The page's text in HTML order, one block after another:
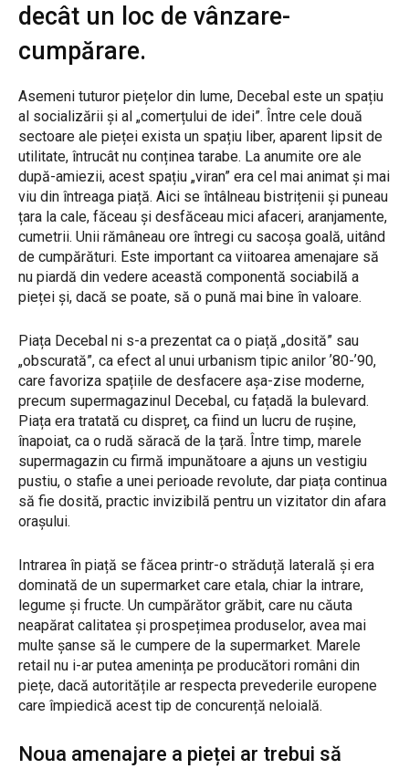
decât un loc de vânzare-
cumpărare.
Asemeni tuturor piețelor din lume, Decebal este un spațiu
al socializării și al „comerțului de idei”. Între cele două
sectoare ale pieței exista un spațiu liber, aparent lipsit de
utilitate, întrucât nu conținea tarabe. La anumite ore ale
după-amiezii, acest spațiu „viran” era cel mai animat și mai
viu din întreaga piață. Aici se întâlneau bistrițenii și puneau
țara la cale, făceau și desfăceau mici afaceri, aranjamente,
cumetrii. Unii rămâneau ore întregi cu sacoșa goală, uitând
de cumpărături. Este important ca viitoarea amenajare să
nu piardă din vedere această componentă sociabilă a
pieței și, dacă se poate, să o pună mai bine în valoare.
Piața Decebal ni s-a prezentat ca o piață „dosită” sau
„obscurată”, ca efect al unui urbanism tipic anilor ʼ80-ʼ90,
care favoriza spațiile de desfacere așa-zise moderne,
precum supermagazinul Decebal, cu fațadă la bulevard.
Piața era tratată cu dispreț, ca fiind un lucru de rușine,
înapoiat, ca o rudă săracă de la țară. Între timp, marele
supermagazin cu firmă impunătoare a ajuns un vestigiu
pustiu, o stafie a unei perioade revolute, dar piața continua
să fie dosită, practic invizibilă pentru un vizitator din afara
orașului.
Intrarea în piață se făcea printr-o străduță laterală și era
dominată de un supermarket care etala, chiar la intrare,
legume și fructe. Un cumpărător grăbit, care nu căuta
neapărat calitatea și prospețimea produselor, avea mai
multe șanse să le cumpere de la supermarket. Marele
retail nu i-ar putea amenința pe producători români din
piețe, dacă autoritățile ar respecta prevederile europene
care împiedică acest tip de concurență neloială.
Noua amenajare a pieței ar trebui să